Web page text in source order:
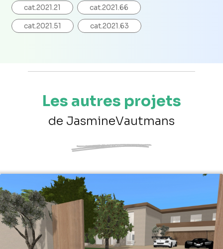
cat.2021.21 cat.2021.66
cat.2021.51 cat.2021.63
Les autres projets
de JasmineVautmans